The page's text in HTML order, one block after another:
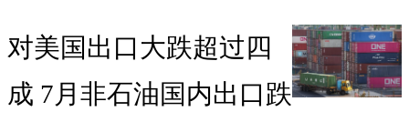
对美国出口大跌超过四
成 7月非石油国内出口跌